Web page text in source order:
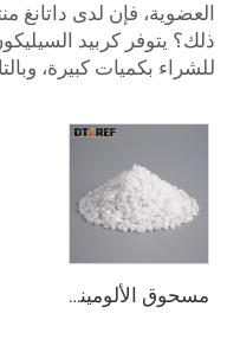
العضوية، فإن لدى
للشراء بكميات كبيرة،
مسحوق الألومينا المصهور